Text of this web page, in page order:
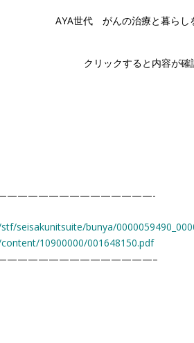
AYA世代 がんの治療と暮らし
クリックすると内容が確
seisakunitsuite/bunya/
10900000/001648150.pdf